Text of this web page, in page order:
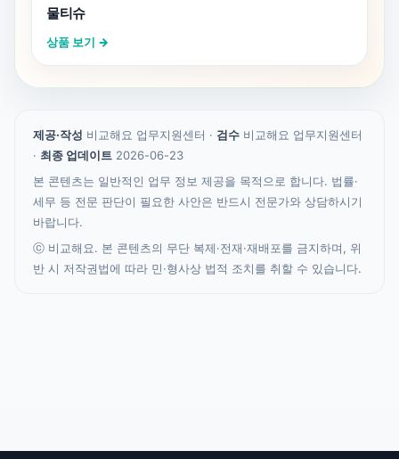
물티슈
상품 보기 →
제공·작성 비교해요 업무지원센터 · 검수 비교해요 업무지원센터
· 최종 업데이트 2026-06-23
본 콘텐츠는 일반적인 업무 정보 제공을 목적으로 합니다. 법률·
세무 등 전문 판단이 필요한 사안은 반드시 전문가와 상담하시기
바랍니다.
ⓒ 비교해요. 본 콘텐츠의 무단 복제·전재·재배포를 금지하며, 위
반 시 저작권법에 따라 민·형사상 법적 조치를 취할 수 있습니다.